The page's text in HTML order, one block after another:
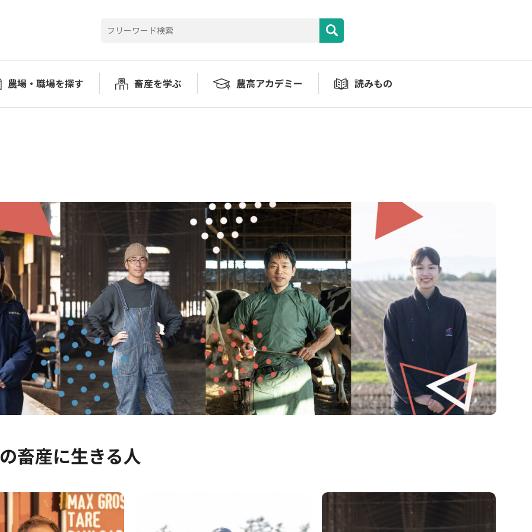
農場・職場を探す 畜産を学ぶ 農高アカデミー 読みもの
畜産に生きる人